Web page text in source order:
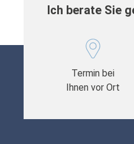
Ich berate Sie
Termin bei
Ihnen vor Ort